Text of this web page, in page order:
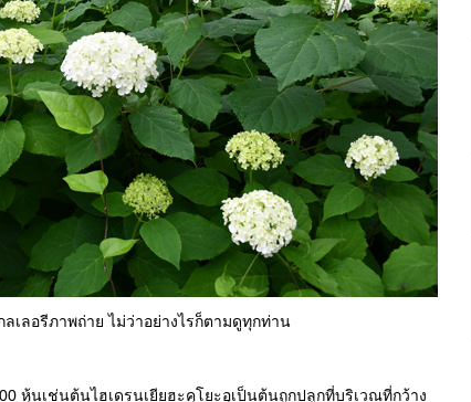
เลอรีภาพถ่าย ไม่ว่าอย่างไรก็ตามดูทุกท่าน
หุ้นเช่นต้นไฮเดรนเยียฮะคุโยะอุเป็นต้นถูกปลูกที่บริเวณที่กว้าง